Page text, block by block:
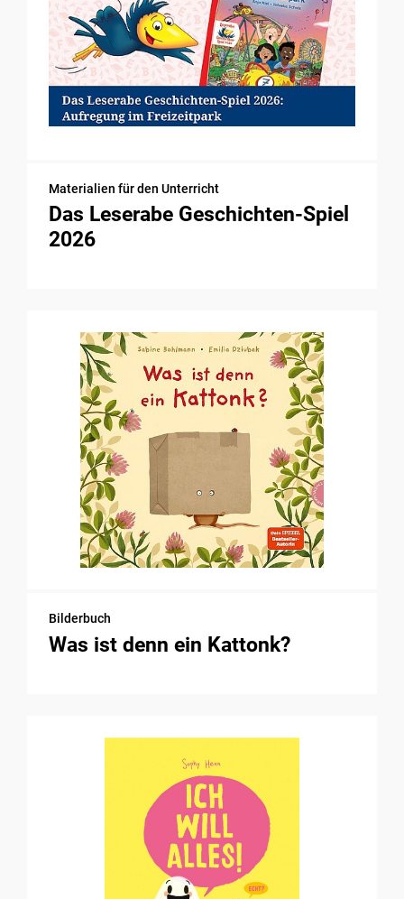
Materialien für den Unterricht
Das Leserabe Geschichten-Spiel
2026
Bilderbuch
Was ist denn ein Kattonk?